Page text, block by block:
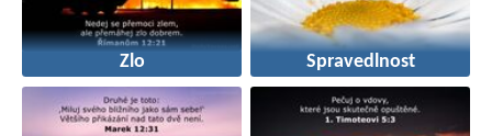
Zlo Spravedlnost